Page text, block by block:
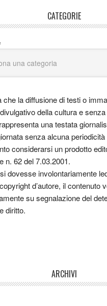
CATEGORIE
che la diffusione di testi o
della cultura e
una testata
senza alcuna
considerarsi un prodotto
n. 62 del 7.03.2001.
dovesse involontariamente
d’autore, il contenuto
su segnalazione del
diritto.
ARCHIVI